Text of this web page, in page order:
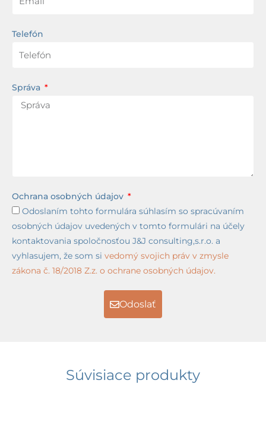
Telefón
Správa
Ochrana osobných údajov
Odoslaním tohto formulára súhlasím so spracúvaním
osobných údajov uvedených v tomto formulári na účely
kontaktovania spoločnosťou J&J consulting,s.r.o. a
vyhlasujem, že som si vedomý svojich práv v zmysle
zákona č. 18/2018 Z.z. o ochrane osobných údajov.
Odoslať
Súvisiace produkty